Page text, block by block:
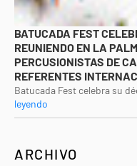
BATUCADA FEST
REUNIENDO EN LA
PERCUSIONISTAS DE
REFERENTES
Batucada Fest celebra su
leyendo
ARCHIVO